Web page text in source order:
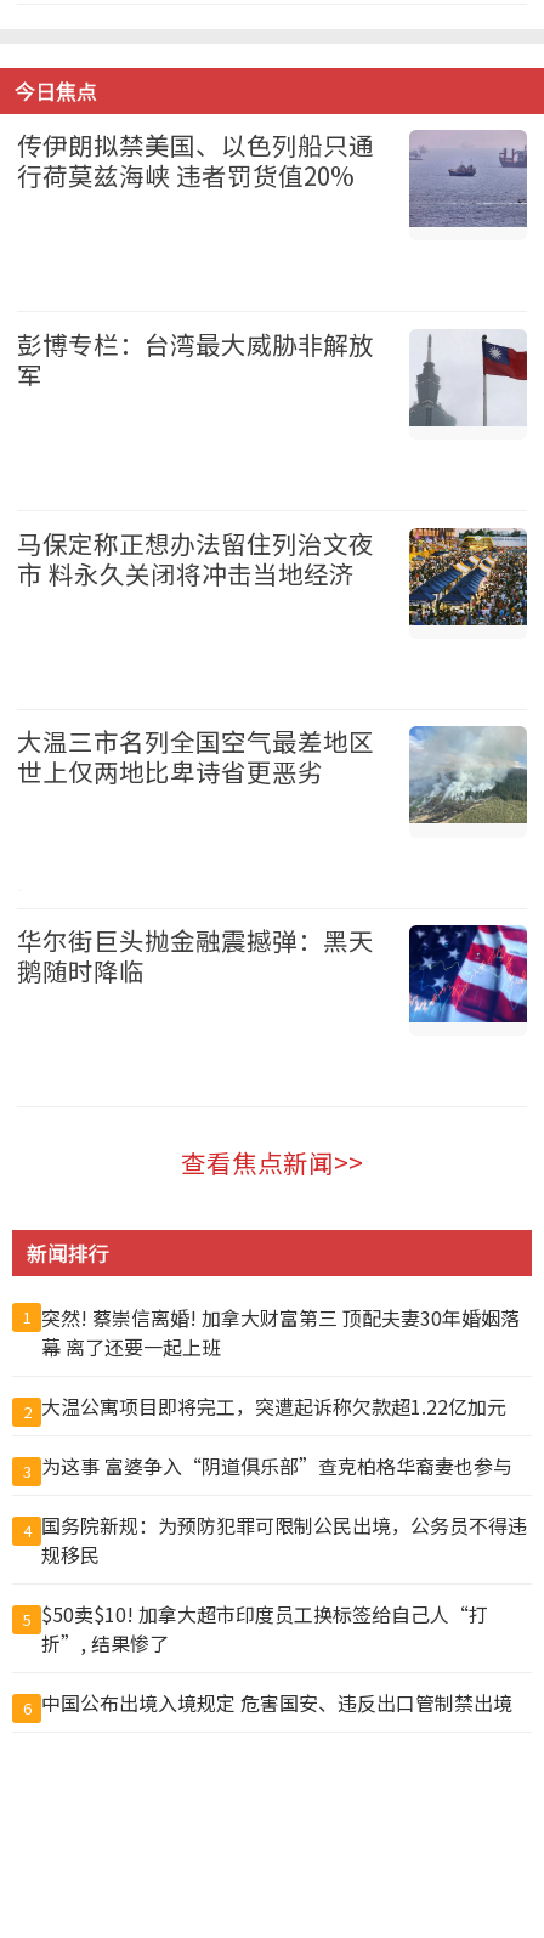
今日焦点
传伊朗拟禁美国、以色列船只通
行荷莫兹海峡 违者罚货值20%
彭博专栏：台湾最大威胁非解放
军
马保定称正想办法留住列治文夜
市 料永久关闭将冲击当地经济
大温三市名列全国空气最差地区
世上仅两地比卑诗省更恶劣
华尔街巨头抛金融震撼弹：黑天
鹅随时降临
查看焦点新闻>>
新闻排行
1 突然! 蔡崇信离婚! 加拿大财富第三 顶配夫妻30年婚姻落
幕 离了还要一起上班
2 大温公寓项目即将完工，突遭起诉称欠款超1.22亿加元
3 为这事 富婆争入“阴道俱乐部”查克柏格华裔妻也参与
4 国务院新规：为预防犯罪可限制公民出境，公务员不得违
规移民
5 $50卖$10! 加拿大超市印度员工换标签给自己人“打
折”, 结果惨了
6 中国公布出境入境规定 危害国安、违反出口管制禁出境